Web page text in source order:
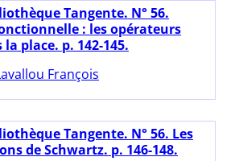
Tangente. N° 56.
: les opérateurs
place. p. 142-145.
François
Tangente. N° 56. Les
de Schwartz. p. 146-148.